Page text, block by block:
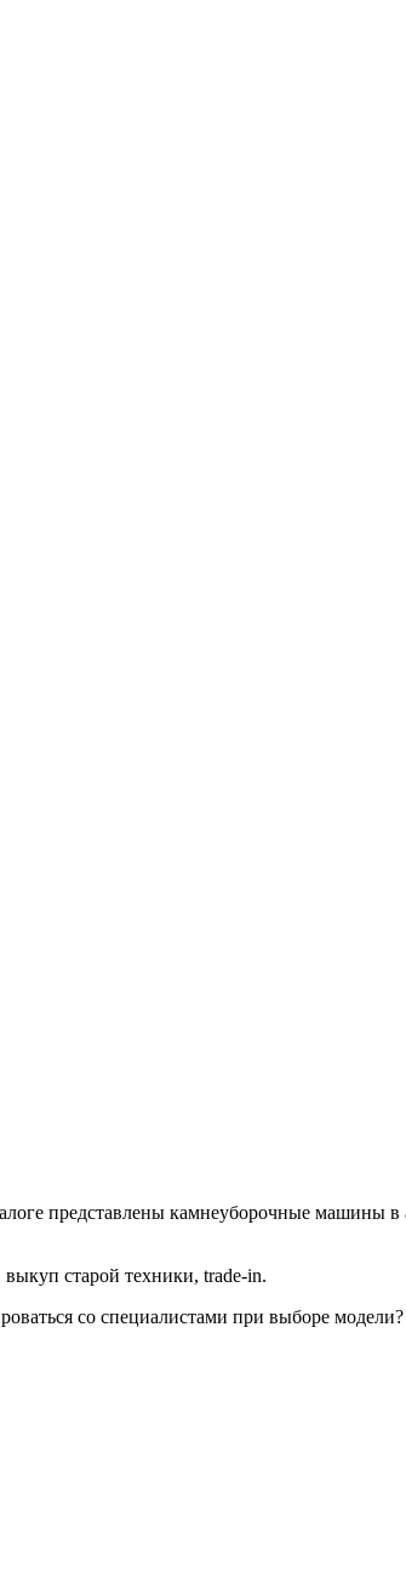
представлены камнеуборочные машины в
выкуп старой техники, trade-in.
со специалистами при выборе